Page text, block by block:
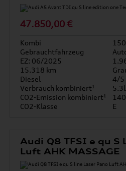
47.850,00 €
Kombi
Gebrauchtfahrzeug
EZ: 06/2025
15.318 km
Diesel
4/5
Verbrauch kombiniert¹
CO2-Emission kombiniert¹
CO2-Klasse
E
Audi Q8 TFSI e qu S
Luft AHK MASSAGE